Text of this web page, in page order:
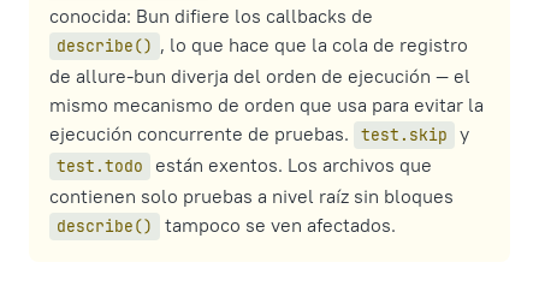
conocida: Bun difiere los callbacks de
describe() , lo que hace que la cola de registro
de allure-bun diverja del orden de ejecución — el
mismo mecanismo de orden que usa para evitar la
ejecución concurrente de pruebas.
test.skip y
test.todo
están exentos. Los archivos que
contienen solo pruebas a nivel raíz sin bloques
describe() tampoco se ven afectados.